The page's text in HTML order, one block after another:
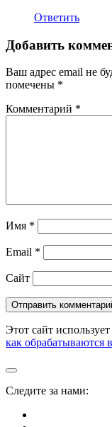
Ответить
Добавить
Ваш адрес email не
помечены *
Комментарий *
Имя *
Email *
Сайт
Этот сайт
как обрабатываются
Следите за нами: